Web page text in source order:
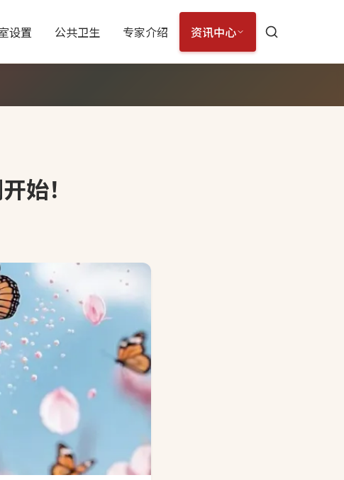
设置 公共卫生 专家介绍 资讯中心
始！